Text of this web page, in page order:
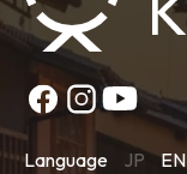
Language JP EN